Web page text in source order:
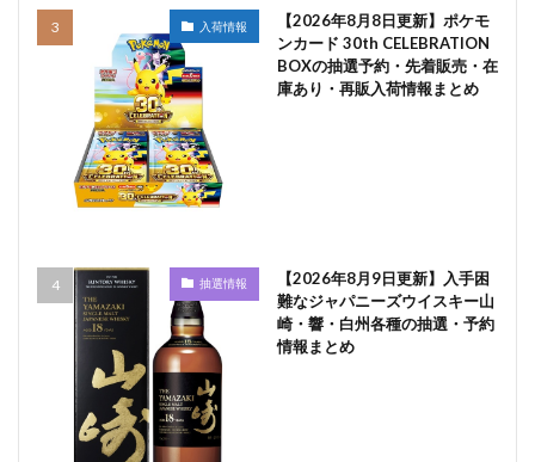
入荷情報
【2026年8月8日更新】ポケモ
ンカード 30th CELEBRATION
BOXの抽選予約・先着販売・在
庫あり・再販入荷情報まとめ
抽選情報
【2026年8月9日更新】入手困
難なジャパニーズウイスキー山
崎・響・白州各種の抽選・予約
情報まとめ